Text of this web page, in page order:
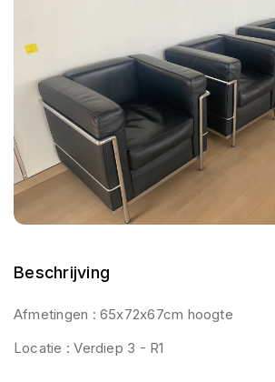
Beschrijving
Afmetingen : 65x72x67cm hoogte
Locatie : Verdiep 3 - R1